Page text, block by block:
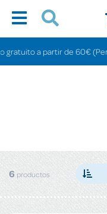
a partir de 60€
6 productos